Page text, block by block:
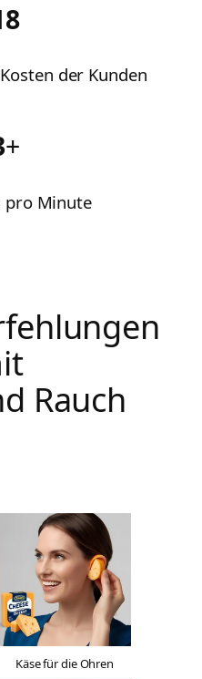
der Kunden
+
pro Minute
Rauch
Käse für die Ohren